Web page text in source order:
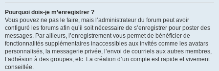
Pourquoi dois-je m’enregistrer ?
Vous pouvez ne pas le faire, mais l’administrateur du forum peut avoir
configuré les forums afin qu’il soit nécessaire de s’enregistrer pour poster des
messages. Par ailleurs, l’enregistrement vous permet de bénéficier de
fonctionnalités supplémentaires inaccessibles aux invités comme les avatars
personnalisés, la messagerie privée, l’envoi de courriels aux autres membres,
l’adhésion à des groupes, etc. La création d’un compte est rapide et vivement
conseillée.